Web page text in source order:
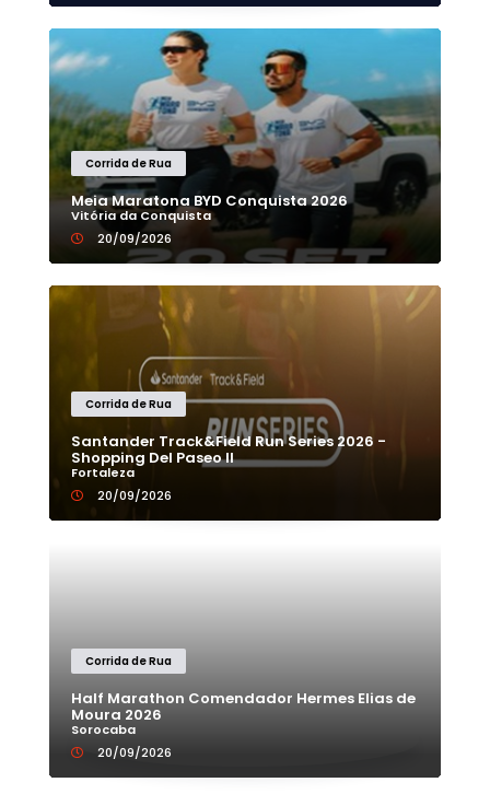
Corrida de Rua
Meia Maratona BYD Conquista 2026
Vitória da Conquista
20/09/2026
Corrida de Rua
Santander Track&Field Run Series 2026 -
Shopping Del Paseo II
Fortaleza
20/09/2026
Corrida de Rua
Half Marathon Comendador Hermes Elias de
Moura 2026
Sorocaba
20/09/2026